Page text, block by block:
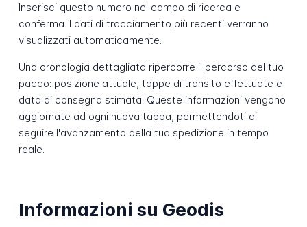
Inserisci questo numero nel campo di ricerca e
conferma. I dati di tracciamento più recenti verranno
visualizzati automaticamente.
Una cronologia dettagliata ripercorre il percorso del tuo
pacco: posizione attuale, tappe di transito effettuate e
data di consegna stimata. Queste informazioni vengono
aggiornate ad ogni nuova tappa, permettendoti di
seguire l'avanzamento della tua spedizione in tempo
reale.
Informazioni su Geodis